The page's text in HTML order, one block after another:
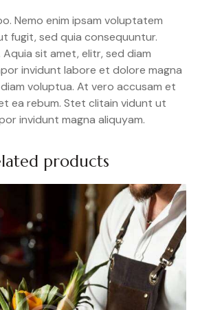
Nemo enim ipsam voluptatem
fugit, sed quia consequuntur.
sit amet, elitr, sed diam
invidunt labore et dolore magna
voluptua. At vero accusam et
ea rebum. Stet clitain vidunt ut
invidunt magna aliquyam.
products